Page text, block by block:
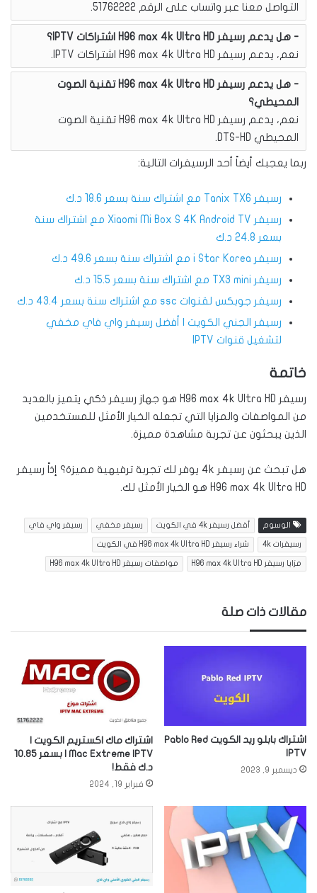
التواصل معنا عبر واتساب على الرقم 51762222.
هل يدعم رسيفر H96 max 4k Ultra HD اشتراكات IPTV؟
نعم، يدعم رسيفر H96 max 4k Ultra HD اشتراكات IPTV.
هل يدعم رسيفر H96 max 4k Ultra HD تقنية الصوت
المحيطي؟
نعم، يدعم رسيفر H96 max 4k Ultra HD تقنية الصوت
المحيطي DTS-HD.
ربما يعجبك أيضاً أحد الرسيفرات التالية:
رسيفر Tanix TX6 مع اشتراك سنة بسعر 18.6 د.ك
رسيفر Xiaomi Mi Box S 4K Android TV مع اشتراك سنة
بسعر 24.8 د.ك
رسيفر i Star Korea مع اشتراك سنة بسعر 49.6 د.ك
رسيفر TX3 mini مع اشتراك سنة بسعر 15.5 د.ك
رسيفر جوبكس لقنوات ssc مع اشتراك سنة بسعر 43.4 د.ك
رسيفر الجني الكويت | أفضل رسيفر واي فاي مخفي
لتشغيل قنوات IPTV
خاتمة
رسيفر H96 max 4k Ultra HD هو جهاز رسيفر ذكي يتميز بالعديد
من المواصفات والمزايا التي تجعله الخيار الأمثل للمستخدمين
الذين يبحثون عن تجربة مشاهدة مميزة.
هل تبحث عن رسيفر 4k يوفر لك تجربة ترفيهية مميزة؟ إذاً رسيفر
H96 max 4k Ultra HD هو الخيار الأمثل لك.
الوسوم أفضل رسيفر 4k في الكويت رسيفر مخفي رسيفر واي فاي
رسيفرات 4k شراء رسيفر H96 max 4k Ultra HD في الكويت
مزايا رسيفر H96 max 4k Ultra HD مواصفات رسيفر H96 max 4k Ultra HD
مقالات ذات صلة
اشتراك بابلو ريد الكويت Pablo Red
IPTV
ديسمبر 9, 2023
اشتراك ماك اكستريم الكويت |
Mac Extreme IPTV | بسعر 10.85
د.ك فقط!
فبراير 19, 2024